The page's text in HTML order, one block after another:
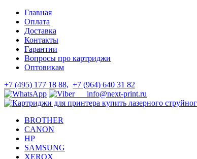
Skip
navigation
Skip
content
Главная
Оплата
Доставка
Контакты
Гарантии
Вопросы про картриджи
Оптовикам
+7 (495) 177 18 88, +7 (964) 640 31 82
info@next-print.ru
BROTHER
CANON
HP
SAMSUNG
XEROX